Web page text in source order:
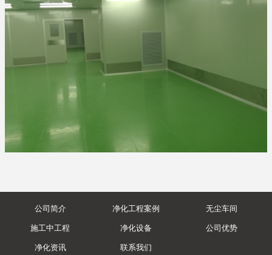
公司简介 净化工程案例 无尘车间
施工中工程 净化设备 公司优势
净化资讯 联系我们